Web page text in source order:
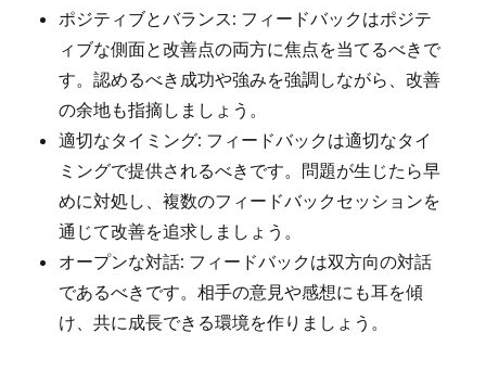
ポジティブとバランス: フィードバックはポジテ
ィブな側面と改善点の両方に焦点を当てるべきで
す。認めるべき成功や強みを強調しながら、改善
の余地も指摘しましょう。
適切なタイミング: フィードバックは適切なタイ
ミングで提供されるべきです。問題が生じたら早
めに対処し、複数のフィードバックセッションを
通じて改善を追求しましょう。
オープンな対話: フィードバックは双方向の対話
であるべきです。相手の意見や感想にも耳を傾
け、共に成長できる環境を作りましょう。